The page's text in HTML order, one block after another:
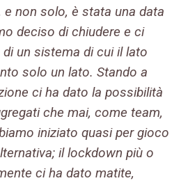
e non solo, è stata una data
deciso di chiudere e ci
un sistema di cui il lato
solo un lato. Stando a
ci ha dato la possibilità
che mai, come team,
iniziato quasi per gioco
il lockdown più o
ci ha dato matite,